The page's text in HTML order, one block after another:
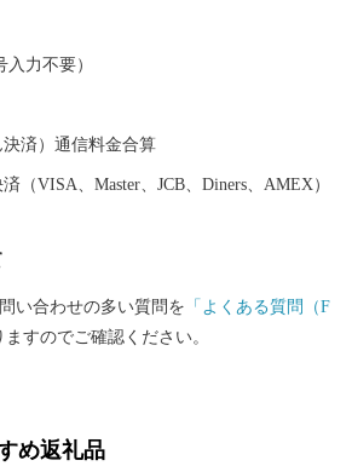
夢と誇りと自信」を持てるまちづくりへ
入力不要）
決済）通信料金合算
（VISA、Master、JCB、Diners、AMEX）
い合わせの多い質問を 「よくある質問（F
すのでご確認ください。
め返礼品